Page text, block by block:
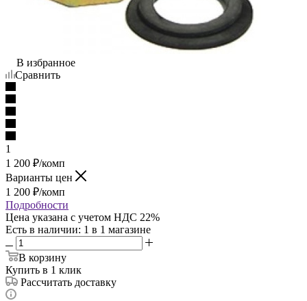
В избранное
Сравнить
1
1 200 ₽/комп
Варианты цен
1 200 ₽/комп
Подробности
Цена указана с учетом НДС 22%
Есть в наличии: 1 в 1 магазине
В корзину
Купить в 1 клик
Рассчитать доставку